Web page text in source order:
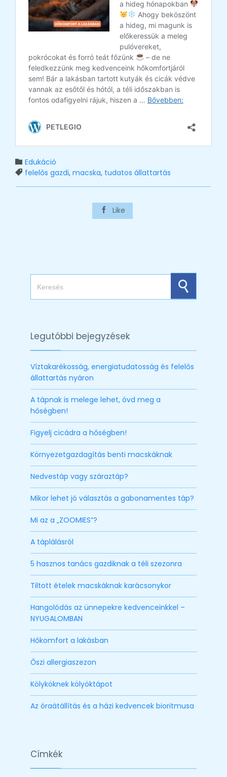
 Category
Edukáció
 Tags
felelős gazdi, macska, tudatos állattartás
 Like
Legutóbbi bejegyzések
Víztakarékosság, energiatudatosság és felelős
állattartás nyáron
A tápnak is melege lehet, óvd meg a
hőségben!
Figyelj cicádra a hőségben!
Környezetgazdagítás benti macskáknak
Nedvestáp vagy száraztáp?
Mikor lehet jó választás a gabonamentes táp?
Mi az a „ZOOMIES”?
A táplálásról
5 hasznos tanács gazdiknak a téli szezonra
Tiltott ételek macskáknak karácsonykor
Hangolódás az ünnepekre kedvenceinkkel –
NYUGALOMBAN
Hőkomfort a lakásban
Őszi allergiaszezon
Kölyköknek kölyöktápot
Az óraátállítás és a házi kedvencek bioritmusa
Címkék